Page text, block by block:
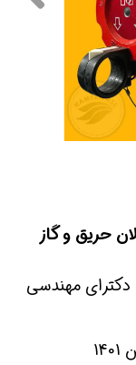
حریق و گاز
مهندسی